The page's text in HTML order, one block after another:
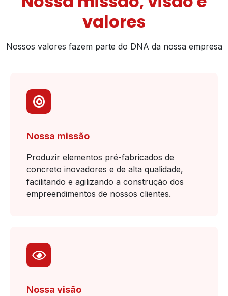
valores
Nossos valores fazem parte do DNA da nossa empresa
Nossa missão
Produzir elementos pré-fabricados de
concreto inovadores e de alta qualidade,
facilitando e agilizando a construção dos
empreendimentos de nossos clientes.
Nossa visão